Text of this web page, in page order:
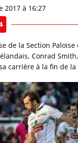
2017 à 16:27
de la Section
Conrad
carrière à la fin de la